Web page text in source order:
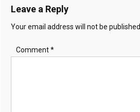
Leave a Reply
Your email address will not be published.
Comment*